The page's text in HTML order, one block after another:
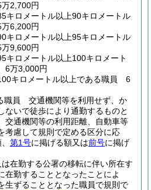
2,700円
キロメートル以上90キロメートル
6,200円
キロメートル以上95キロメートル
9,600円
キロメートル以上100キロメート
6万3,000円
キロメートル以上である職員 6
職員 交通機関等を利用せず、か
ないで徒歩により通勤するものと
交通機関等の利用距離、自動車等
考慮して規則で定める区分に応
第1号に掲げる額又は前号に掲げ
在勤する公署の移転に伴い所在す
在勤することとなったことによ
生ずることとなった職員で規則で